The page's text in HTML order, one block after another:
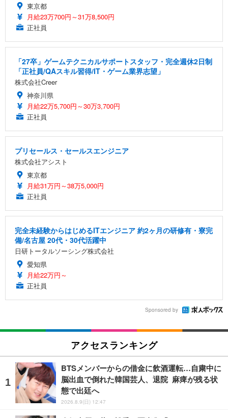
東京都
月給23万700円～31万8,500円
正社員
「27卒」ゲームテクニカルサポートスタッフ・完全週休2日制
「正社員/QAスキル習得/IT・ゲーム業界志望」
株式会社Creer
神奈川県
月給22万5,700円～30万3,700円
正社員
プリセールス・セールスエンジニア
株式会社アシスト
東京都
月給31万円～38万5,000円
正社員
完全未経験からはじめるITエンジニア 約2ヶ月の研修有・寮完
備/名古屋 20代・30代活躍中
日研トータルソーシング株式会社
愛知県
月給22万円～
正社員
Sponsored by
アクセスランキング
BTSメンバーからの借金に飲酒運転…自粛中に
脳出血で倒れた韓国芸人、退院 麻痺が残る状
態で出廷へ
2026.8.9(日) 12:47